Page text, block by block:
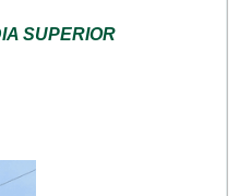
SUPERIOR